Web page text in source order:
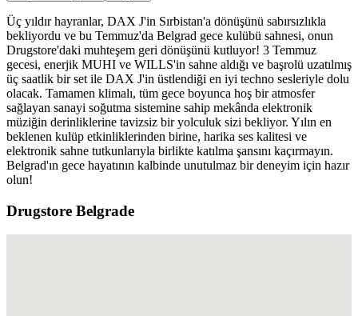
Üç yıldır hayranlar, DAX J'in Sırbistan'a dönüşünü sabırsızlıkla
bekliyordu ve bu Temmuz'da Belgrad gece kulübü sahnesi, onun
Drugstore'daki muhteşem geri dönüşünü kutluyor! 3 Temmuz
gecesi, enerjik MUHI ve WILLS'in sahne aldığı ve başrolü uzatılmış
üç saatlik bir set ile DAX J'in üstlendiği en iyi techno sesleriyle dolu
olacak. Tamamen klimalı, tüm gece boyunca hoş bir atmosfer
sağlayan sanayi soğutma sistemine sahip mekânda elektronik
müziğin derinliklerine tavizsiz bir yolculuk sizi bekliyor. Yılın en
beklenen kulüp etkinliklerinden birine, harika ses kalitesi ve
elektronik sahne tutkunlarıyla birlikte katılma şansını kaçırmayın.
Belgrad'ın gece hayatının kalbinde unutulmaz bir deneyim için hazır
olun!
Drugstore Belgrade